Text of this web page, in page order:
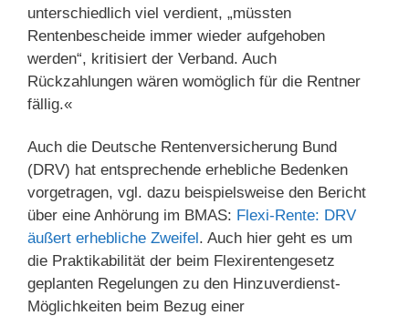
unterschiedlich viel verdient, „müssten
Rentenbescheide immer wieder aufgehoben
werden“, kritisiert der Verband. Auch
Rückzahlungen wären womöglich für die Rentner
fällig.«
Auch die Deutsche Rentenversicherung Bund
(DRV) hat entsprechende erhebliche Bedenken
vorgetragen, vgl. dazu beispielsweise den Bericht
über eine Anhörung im BMAS: Flexi-Rente: DRV
äußert erhebliche Zweifel. Auch hier geht es um
die Praktikabilität der beim Flexirentengesetz
geplanten Regelungen zu den Hinzuverdienst-
Möglichkeiten beim Bezug einer